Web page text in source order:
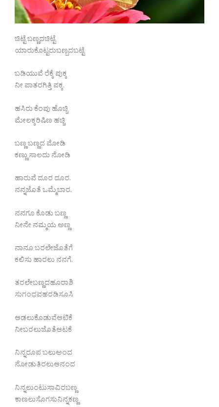
ಚಿಟ್ಟೆ ಬಣ್ಣದಚಿಟ್ಟೆ
ಯಾರುಕೊಟ್ಟರುಬಣ್ಬದಬಟ್ಟೆ
ಬಡಿಯುವೆ ರೆಕ್ಕೆ ಪುಕ್ಕ
ನೀ ಪಾತರಗಿತ್ತಿ ಪಕ್ಕ.
ಹಸಿರು ಕೆಂಪು ಹೊಚ್ಚಿ
ಮೇಲಕ್ಕರಿಷಿಣ ಹಚ್ಚಿ
ಬಣ್ಣ ಬಣ್ಣದ ಮೋಡಿ
ಕಣ್ಣು ಸಾಲದು ನೋಡಿ
ಹಾರುವೆ ದೂರ ದೂರ.
ನನ್ನಜೊತೆ ಒಮ್ಮೆಬಾರ.
ನನಗೂ ಕೊಡು ಬಣ್ಣ
ನೀನೇ ನಮ್ಮಯ ಅಣ್ಣ
ನಾನೂ ಬರಲೇಜೊತೆಗೆ
ಕಲಿಸು ಹಾರಲು ನನಗೆ.
ತರಲೇಬಣ್ಣದಹೂರಾಶಿ
ಸುಗಂಧವಹರಡಿಸೂಸಿ
ಆಡಲುಕೊಡುವೆಆಟಿಕೆ
ನೀಬರಲುಜೊತೆಆಟಕೆ
ನಿನ್ನರೂಪ ಬಲುಅಂದ
ನೋಡುತಿರಲುಆನಂದ
ನಿನ್ನಲುಂಟುಸಾವಿರಬಣ್ಣ
ಕಾಣಲುಸೊಗಸುನಿನ್ನಕಣ್ಣ